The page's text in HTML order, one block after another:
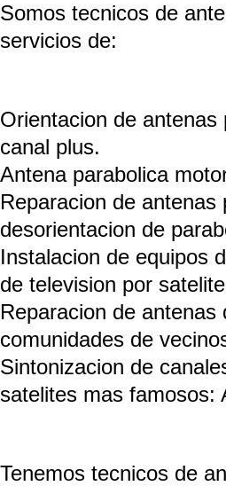
Somos tecnicos de
servicios de:
Orientacion de
canal plus.
Antena parabolica
Reparacion de
desorientacion de
Instalacion de equipos
de television por
Reparacion de
comunidades de
Sintonizacion de
satelites mas famosos:
Tenemos tecnicos de